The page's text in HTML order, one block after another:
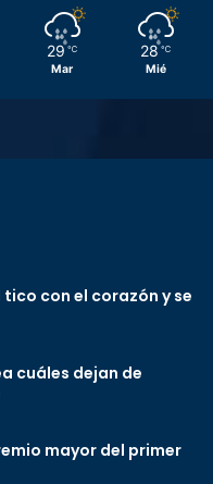
29 ℃
Mar
28 ℃
Mié
con el corazón y se
cuáles dejan de
mayor del primer